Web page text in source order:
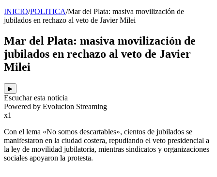
INICIO/POLITICA/Mar del Plata: masiva movilización de
jubilados en rechazo al veto de Javier Milei
Mar del Plata: masiva movilización de
jubilados en rechazo al veto de Javier
Milei
▶
Escuchar esta noticia
Powered by Evolucion Streaming
x1
Con el lema «No somos descartables», cientos de jubilados se
manifestaron en la ciudad costera, repudiando el veto presidencial a
la ley de movilidad jubilatoria, mientras sindicatos y organizaciones
sociales apoyaron la protesta.